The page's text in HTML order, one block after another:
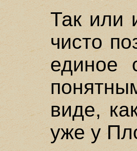
Так или
чисто
единое
виде,
уже у